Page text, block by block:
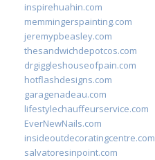
inspirehuahin.com
memmingerspainting.com
jeremypbeasley.com
thesandwichdepotcos.com
drgiggleshouseofpain.com
hotflashdesigns.com
garagenadeau.com
lifestylechauffeurservice.com
EverNewNails.com
insideoutdecoratingcentre.com
salvatoresinpoint.com